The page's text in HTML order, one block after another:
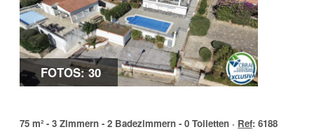
FOTOS: 30
75 m² - 3 Zimmern - 2 Badezimmern - 0 Toiletten · Ref: 6188